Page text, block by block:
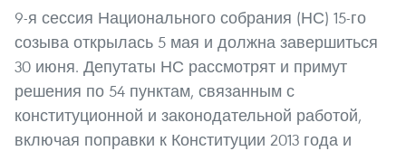
9-я сессия Национального собрания (НС) 15-го
созыва открылась 5 мая и должна завершиться
30 июня. Депутаты НС рассмотрят и примут
решения по 54 пунктам, связанным с
конституционной и законодательной работой,
включая поправки к Конституции 2013 года и